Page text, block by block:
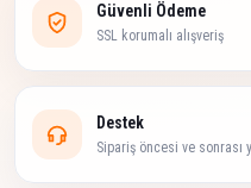
Güvenli Ödeme
SSL korumalı alışveriş
Destek
Sipariş öncesi ve sonrası